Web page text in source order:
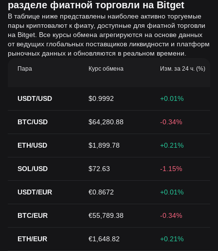
разделе фиатной торговли на Bitget
В таблице ниже представлены наиболее активно торгуемые
пары криптовалют к фиату, доступные для фиатной торговли
на Bitget. Все курсы обмена агрегируются на основе данных
от ведущих глобальных поставщиков ликвидности и платформ
рыночных данных и обновляются в реальном времени.
Пара Курс обмена Изм. за 24 ч. (%)
USDT/USD $0.9992 +0.01%
BTC/USD $64,280.88 -0.34%
ETH/USD $1,899.78 +0.21%
SOL/USD $72.63 -1.15%
USDT/EUR €0.8672 +0.01%
BTC/EUR €55,789.38 -0.34%
ETH/EUR €1,648.82 +0.21%